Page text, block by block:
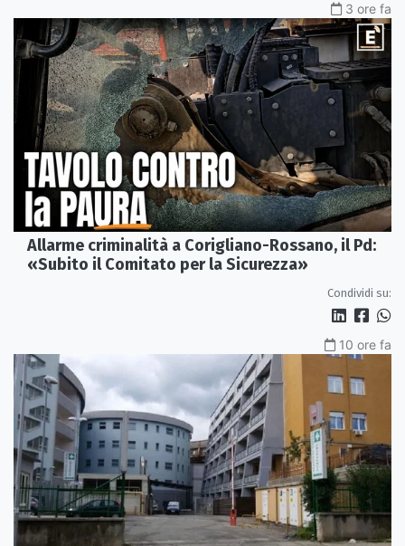
3 ore fa
Allarme criminalità a Corigliano-Rossano, il Pd:
«Subito il Comitato per la Sicurezza»
Condividi su:
10 ore fa